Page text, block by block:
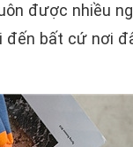
được nhiều
đến bất cứ nơi